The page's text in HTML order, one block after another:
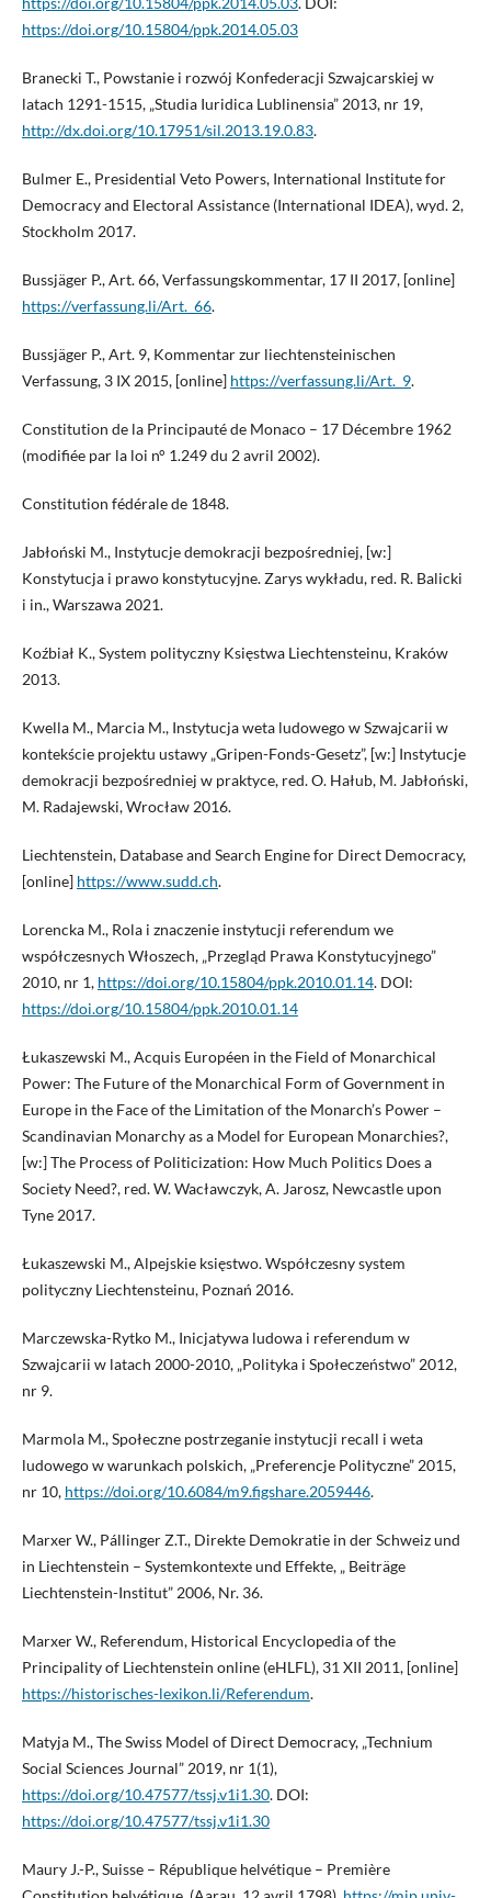
https://doi.org/10.15804/ppk.2014.05.03
Branecki T., Powstanie i rozwój Konfederacji Szwajcarskiej w
latach 1291-1515, „Studia Iuridica Lublinensia” 2013, nr 19,
http://dx.doi.org/10.17951/sil.2013.19.0.83.
Bulmer E., Presidential Veto Powers, International Institute for
Democracy and Electoral Assistance (International IDEA), wyd. 2,
Stockholm 2017.
Bussjäger P., Art. 66, Verfassungskommentar, 17 II 2017, [online]
https://verfassung.li/Art._66.
Bussjäger P., Art. 9, Kommentar zur liechtensteinischen
Verfassung, 3 IX 2015, [online] https://verfassung.li/Art._9.
Constitution de la Principauté de Monaco – 17 Décembre 1962
(modifiée par la loi n° 1.249 du 2 avril 2002).
Constitution fédérale de 1848.
Jabłoński M., Instytucje demokracji bezpośredniej, [w:]
Konstytucja i prawo konstytucyjne. Zarys wykładu, red. R. Balicki
i in., Warszawa 2021.
Koźbiał K., System polityczny Księstwa Liechtensteinu, Kraków
2013.
Kwella M., Marcia M., Instytucja weta ludowego w Szwajcarii w
kontekście projektu ustawy „Gripen-Fonds-Gesetz”, [w:] Instytucje
demokracji bezpośredniej w praktyce, red. O. Hałub, M. Jabłoński,
M. Radajewski, Wrocław 2016.
Liechtenstein, Database and Search Engine for Direct Democracy,
[online] https://www.sudd.ch.
Lorencka M., Rola i znaczenie instytucji referendum we
współczesnych Włoszech, „Przegląd Prawa Konstytucyjnego”
2010, nr 1, https://doi.org/10.15804/ppk.2010.01.14. DOI:
https://doi.org/10.15804/ppk.2010.01.14
Łukaszewski M., Acquis Européen in the Field of Monarchical
Power: The Future of the Monarchical Form of Government in
Europe in the Face of the Limitation of the Monarch’s Power –
Scandinavian Monarchy as a Model for European Monarchies?,
[w:] The Process of Politicization: How Much Politics Does a
Society Need?, red. W. Wacławczyk, A. Jarosz, Newcastle upon
Tyne 2017.
Łukaszewski M., Alpejskie księstwo. Współczesny system
polityczny Liechtensteinu, Poznań 2016.
Marczewska-Rytko M., Inicjatywa ludowa i referendum w
Szwajcarii w latach 2000-2010, „Polityka i Społeczeństwo” 2012,
nr 9.
Marmola M., Społeczne postrzeganie instytucji recall i weta
ludowego w warunkach polskich, „Preferencje Polityczne” 2015,
nr 10, https://doi.org/10.6084/m9.figshare.2059446.
Marxer W., Pállinger Z.T., Direkte Demokratie in der Schweiz und
in Liechtenstein – Systemkontexte und Effekte, „ Beiträge
Liechtenstein-Institut” 2006, Nr. 36.
Marxer W., Referendum, Historical Encyclopedia of the
Principality of Liechtenstein online (eHLFL), 31 XII 2011, [online]
https://historisches-lexikon.li/Referendum.
Matyja M., The Swiss Model of Direct Democracy, „Technium
Social Sciences Journal” 2019, nr 1(1),
https://doi.org/10.47577/tssj.v1i1.30. DOI:
https://doi.org/10.47577/tssj.v1i1.30
Maury J.-P., Suisse – République helvétique – Première